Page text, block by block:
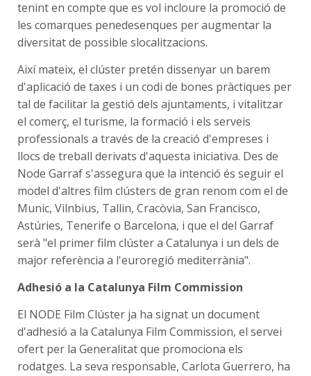
tenint en compte que es vol incloure la promoció de
les comarques penedesenques per augmentar la
diversitat de possible slocalitzacions.
Així mateix, el clúster pretén dissenyar un barem
d'aplicació de taxes i un codi de bones pràctiques per
tal de facilitar la gestió dels ajuntaments, i vitalitzar
el comerç, el turisme, la formació i els serveis
professionals a través de la creació d'empreses i
llocs de treball derivats d'aquesta iniciativa. Des de
Node Garraf s'assegura que la intenció és seguir el
model d'altres film clústers de gran renom com el de
Munic, Vilnbius, Tallin, Cracòvia, San Francisco,
Astúries, Tenerife o Barcelona, i que el del Garraf
serà "el primer film clúster a Catalunya i un dels de
major referència a l'euroregió mediterrània".
Adhesió a la Catalunya Film Commission
El NODE Film Clúster ja ha signat un document
d'adhesió a la Catalunya Film Commission, el servei
ofert per la Generalitat que promociona els
rodatges. La seva responsable, Carlota Guerrero, ha